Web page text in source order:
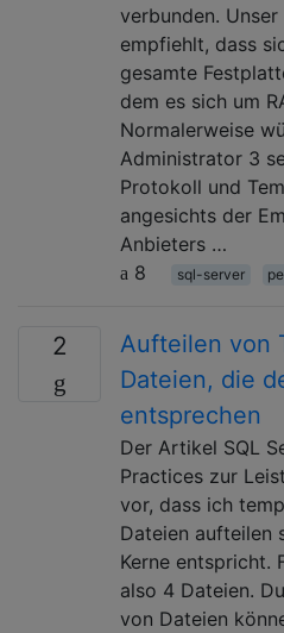
verbunden.
empfiehlt, dass
gesamte
dem es sich um
Normalerweise
Administrator 3
Protokoll und
angesichts der
Anbieters …
8
sql-server
2
Aufteilen von
Dateien, die
entsprechen
Der Artikel SQL
Practices zur
vor, dass ich
Dateien aufteilen
Kerne entspricht.
also 4 Dateien.
von Dateien